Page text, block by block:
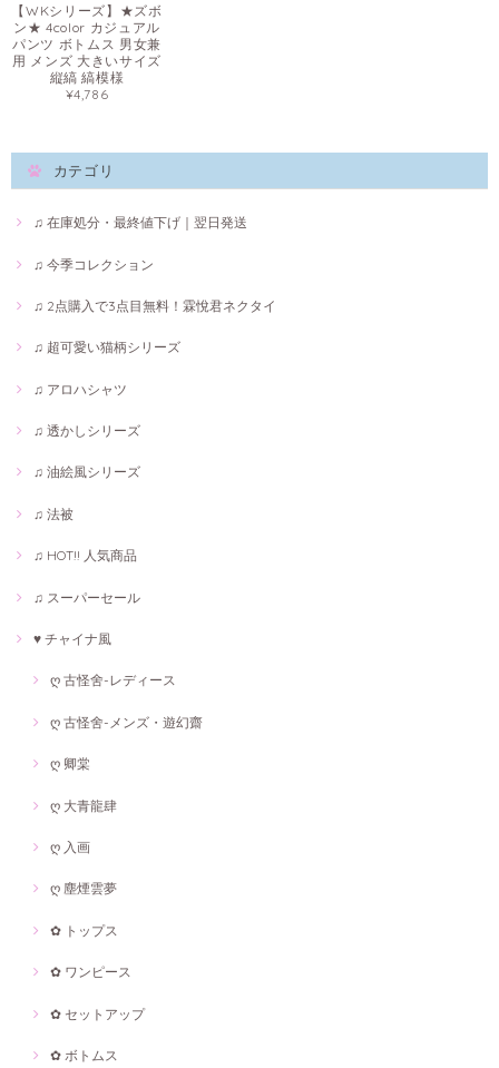
【WKシリーズ】★ズボ
ン★ 4color カジュアル
パンツ ボトムス 男女兼
用 メンズ 大きいサイズ
縦縞 縞模様
¥4,786
カテゴリ
♫ 在庫処分・最終値下げ｜翌日発送
♫ 今季コレクション
♫ 2点購入で3点目無料！霖悅君ネクタイ
♫ 超可愛い猫柄シリーズ
♫ アロハシャツ
♫ 透かしシリーズ
♫ 油絵風シリーズ
♫ 法被
♫ HOT!! 人気商品
♫ スーパーセール
♥ チャイナ風
ღ 古怪舍-レディース
ღ 古怪舍-メンズ・遊幻齋
ღ 卿棠
ღ 大青龍肆
ღ 入画
ღ 塵煙雲夢
✿ トップス
✿ ワンピース
✿ セットアップ
✿ ボトムス